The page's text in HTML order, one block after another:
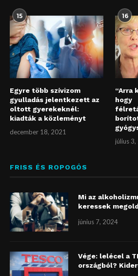
15
Egyre több szívizom
gyulladás jelentkezett az
oltott gyerekeknél:
kiadták a közleményt
december 18, 2021
16
“Arra
hogy
július
FRISS ÉS ROPOGÓS
Mi az
keressek
június 7, 2024
Vége: lelécel a
országból?